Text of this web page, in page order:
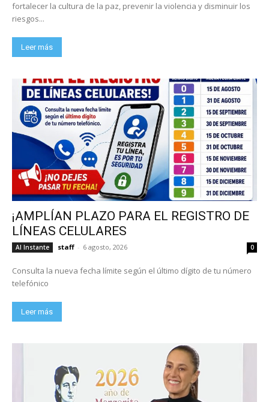
fortalecer la cultura de la paz, prevenir la violencia y disminuir los
riesgos...
Leer más
¡AMPLÍAN PLAZO PARA EL REGISTRO DE
LÍNEAS CELULARES
Al Instante staff - 6 agosto, 2026 0
Consulta la nueva fecha límite según el último dígito de tu número
telefónico
Leer más